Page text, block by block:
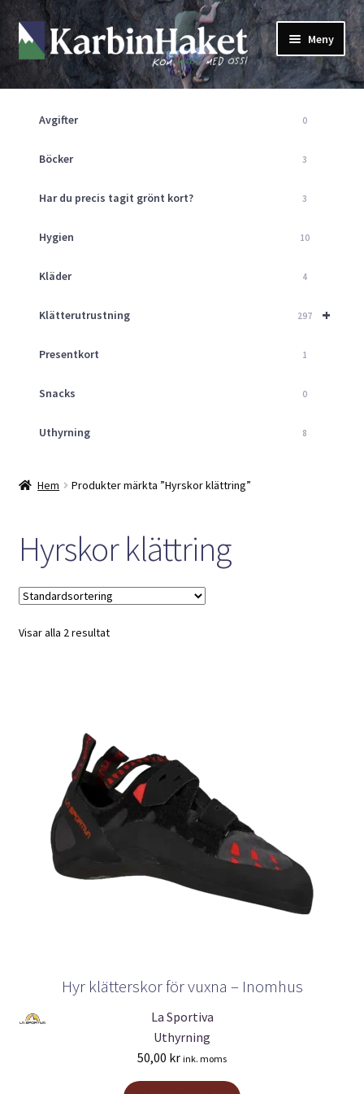
Hoppa
till
navigering
Hoppa
till
innehåll
Meny
Shop
Returpolicy
Mitt Konto
Kurser
Klätterväggen
Aktuellt
Avgifter 0
Böcker 3
Har du precis tagit grönt kort? 3
Hygien 10
Kläder 4
+
Klätterutrustning 297
Presentkort 1
Snacks 0
Uthyrning 8
Hem Produkter märkta ”Hyrskor klättring”
Hyrskor klättring
Visar alla 2 resultat
Hyr klätterskor för vuxna – Inomhus
La Sportiva
Uthyrning
50,00 kr ink. moms
Den